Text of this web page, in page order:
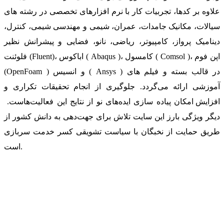
علاوه بر کدها، تجربیات کار با نرم افزارهای تخصصی در رشته های
سیالات، مکانیک جامدات، عمران، شیمی و مهندسی شیمی، کنترل،
دینامیک پرواز، کامپیوتر، ریاضی، نانو، فضایی و پیشرانش نظیر
فلوئنت (Fluent)، اباکوس ( Abaqus )، کامسول ( Comsol )، اپن فوم
(OpenFoam ) و انسیس ( Ansys ) در قالب بسته‌ و فیلم های
آموزشی ارائه می‌گردد. جلوگیری از انجام تحقیقات تکراری و
افزایش امکان پیاده سازی ایده‌های نو از نتایج این فعالیت‌هاست.
دیگر ویژگی بارز این سایت تلاش برای جهت‌دهی به دانش کشور از
طریق حمایت از نخبگان با سیاست تشویقی کسر خدمت سربازی
است.